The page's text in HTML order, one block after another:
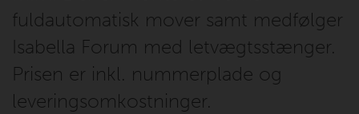
fuldautomatisk mover samt medfølger
Isabella Forum med letvægtsstænger.
Prisen er inkl. nummerplade og
leveringsomkostninger.